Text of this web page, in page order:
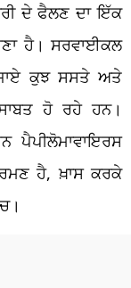
ਦੇ ਫੈਲਣ ਦਾ ਇੱਕ
ਹੈ। ਸਰਵਾਈਕਲ
ਕੁਝ ਸਸਤੇ ਅਤੇ
ਹੋ ਰਹੇ ਹਨ।
ਪੈਪੀਲੋਮਾਵਾਇਰਸ
ਹੈ, ਖ਼ਾਸ ਕਰਕੇ